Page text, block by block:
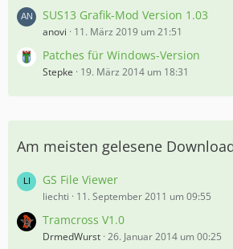
SUS13 Grafik-Mod Version 1.03
anovi 11. März 2019 um 21:51
Patches für Windows-Version
Stepke 19. März 2014 um 18:31
Am meisten gelesene
GS File Viewer
liechti 11. September 2011 um 09:55
Tramcross V1.0
DrmedWurst 26. Januar 2014 um 00:25